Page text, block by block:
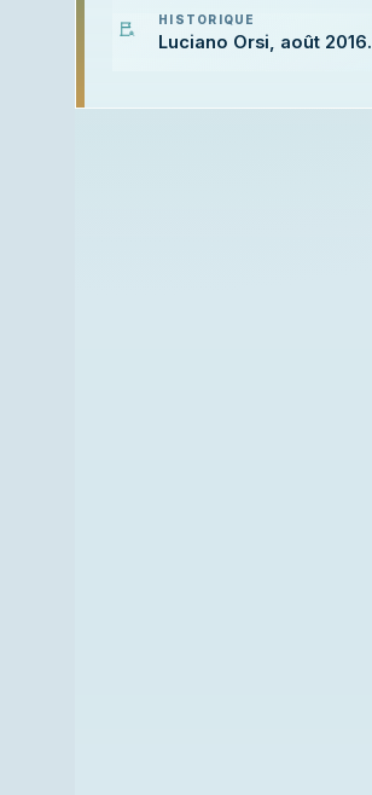
HISTORIQUE
Luciano Orsi, août 2016.